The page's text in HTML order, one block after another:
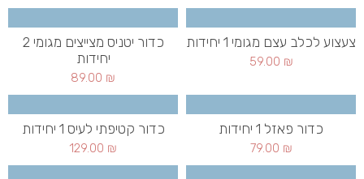
צעצוע לכלב עצם מגומי 1 יחידות
59.00 ₪
כדור יטניס מצייצים מגומי 2
יחידות
89.00 ₪
כדור פאזל 1 יחידות
79.00 ₪
כדור קטיפתי לעיס 1 יחידות
129.00 ₪